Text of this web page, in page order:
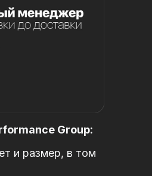
Group:
и размер, в том